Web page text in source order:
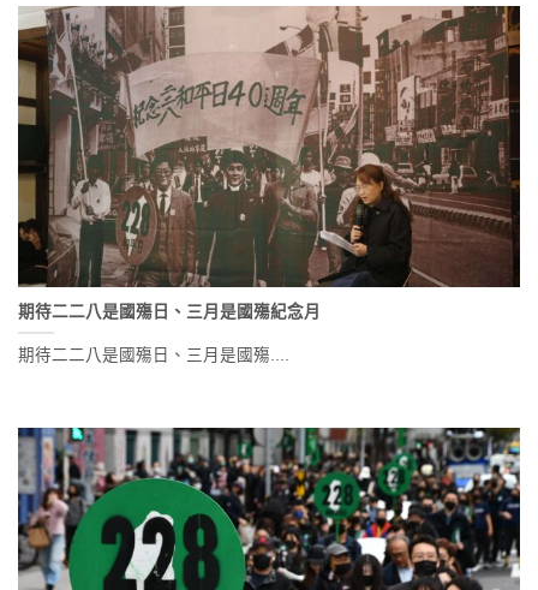
期待二二八是國殤日、三月是國殤紀念月
期待二二八是國殤日、三月是國殤....